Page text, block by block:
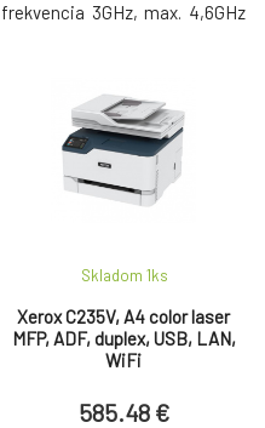
frekvencia 3GHz, max. 4,6GHz
karta: integrovaná grafika
Intel® UHD 770 Pamät: 8GB
pamät DDR5-4800MHz RAM
(1x 8GB) Pocet slotov
(celkom/volných):
Xerox C235V, A4 color laser
MFP, ADF, duplex, USB, LAN,
WiFi
Skladom 1ks
585.48 €